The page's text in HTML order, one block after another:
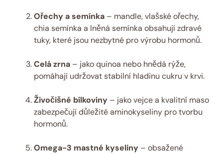
Ořechy a semínka – mandle, vlašské ořechy,
chia semínka a lněná semínka obsahují zdravé
tuky, které jsou nezbytné pro výrobu hormonů.
Celá zrna – jako quinoa nebo hnědá rýže,
pomáhají udržovat stabilní hladinu cukru v krvi.
Živočišné bílkoviny – jako vejce a kvalitní maso
zabezpečují důležité aminokyseliny pro tvorbu
hormonů.
Omega-3 mastné kyseliny – obsažené